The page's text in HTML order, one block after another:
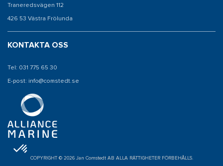
Traneredsvägen 112
426 53 Västra Frölunda
KONTAKTA OSS
Tel: 031 775 65 30
E-post: info@comstedt.se
COPYRIGHT © 2026 Jan Comstedt AB ALLA RÄTTIGHETER FÖRBEHÅLLS.